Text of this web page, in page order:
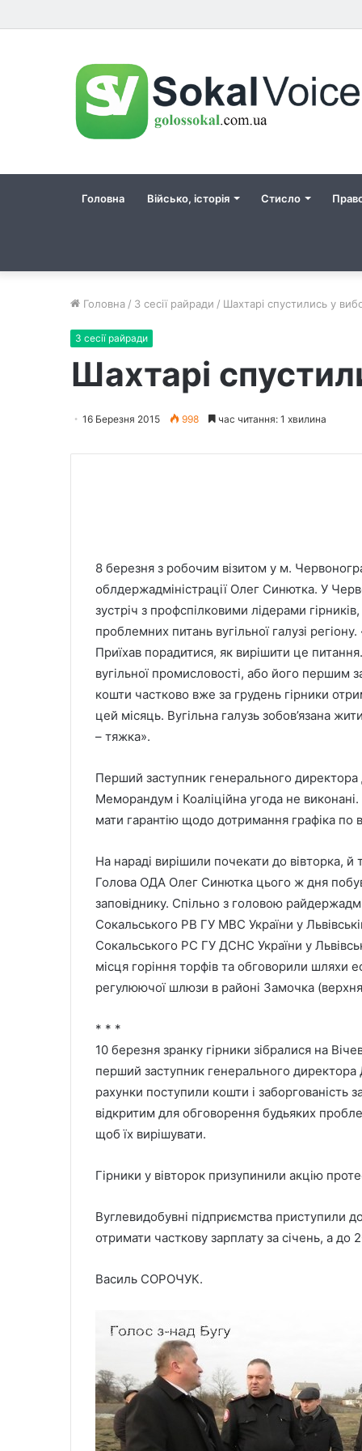
Головна Військо, історія Стисло
Головна / З сесії райради / Шахтарі спустились у
З сесії райради
Шахтарі
16 Березня 2015 998 час читання: 1 хвилина
8 березня з робочим візитом у м.
облдержадміністрації Олег Синютка. У
зустріч з профспілковими лідерами
проблемних питань вугільної галузі
Приїхав порадитися, як вирішити це
вугільної промисловості, або його
кошти частково вже за грудень гірники
цей місяць. Вугільна галузь зобов’язана
– тяжка».
Перший заступник генерального
Меморандум і Коаліційна угода не
мати гарантію щодо дотримання графіка по
На нараді вирішили почекати до вівторка,
Голова ОДА Олег Синютка цього ж дня
заповіднику. Спільно з головою
Сокальського РВ ГУ МВС України у
Сокальського РС ГУ ДСНС України у
місця горіння торфів та обговорили шляхи
регулюючої шлюзи в районі Замочка (верхня
* * *
10 березня зранку гірники зібралися на
перший заступник генерального
рахунки поступили кошти і заборгованість
відкритим для обговорення будьяких
щоб їх вирішувати.
Гірники у вівторок призупинили акцію
Вуглевидобувні підприємства приступили
отримати часткову зарплату за січень, а до
Василь СОРОЧУК.